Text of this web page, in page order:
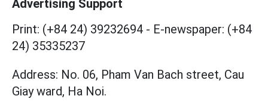
Advertising Support
Print: (+84 24) 39232694 - E-newspaper: (+84
24) 35335237
Address: No. 06, Pham Van Bach street, Cau
Giay ward, Ha Noi.